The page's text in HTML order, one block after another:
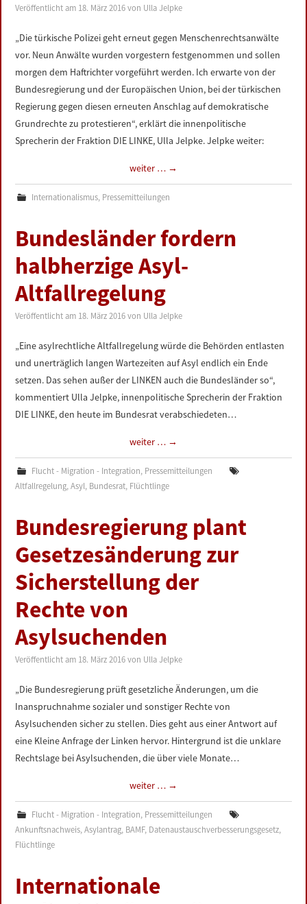
Veröffentlicht am 18. März 2016 von Ulla Jelpke
„Die türkische Polizei geht erneut gegen Menschenrechtsanwälte
vor. Neun Anwälte wurden vorgestern festgenommen und sollen
morgen dem Haftrichter vorgeführt werden. Ich erwarte von der
Bundesregierung und der Europäischen Union, bei der türkischen
Regierung gegen diesen erneuten Anschlag auf demokratische
Grundrechte zu protestieren“, erklärt die innenpolitische
Sprecherin der Fraktion DIE LINKE, Ulla Jelpke. Jelpke weiter:
weiter … →
Internationalismus, Pressemitteilungen
Bundesländer fordern
halbherzige Asyl-
Altfallregelung
Veröffentlicht am 18. März 2016 von Ulla Jelpke
„Eine asylrechtliche Altfallregelung würde die Behörden entlasten
und unerträglich langen Wartezeiten auf Asyl endlich ein Ende
setzen. Das sehen außer der LINKEN auch die Bundesländer so“,
kommentiert Ulla Jelpke, innenpolitische Sprecherin der Fraktion
DIE LINKE, den heute im Bundesrat verabschiedeten…
weiter … →
Flucht - Migration - Integration, Pressemitteilungen
Altfallregelung,Asyl, Bundesrat, Flüchtlinge
Bundesregierung plant
Gesetzesänderung zur
Sicherstellung der
Rechte von
Asylsuchenden
Veröffentlicht am 18. März 2016 von Ulla Jelpke
„Die Bundesregierung prüft gesetzliche Änderungen, um die
Inanspruchnahme sozialer und sonstiger Rechte von
Asylsuchenden sicher zu stellen. Dies geht aus einer Antwort auf
eine Kleine Anfrage der Linken hervor. Hintergrund ist die unklare
Rechtslage bei Asylsuchenden, die über viele Monate…
weiter … →
Flucht - Migration - Integration, Pressemitteilungen
Ankunftsnachweis,Asylantrag, BAMF, Datenaustauschverbesserungsgesetz,
Flüchtlinge
Internationale